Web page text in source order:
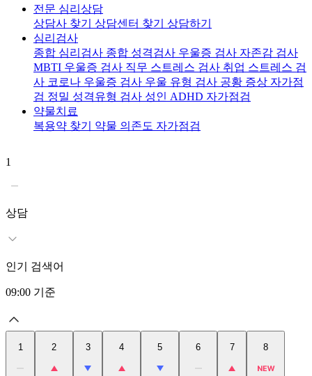
전문 심리상담
상담사 찾기 상담센터 찾기 상담하기
심리검사
종합 심리검사 종합 성격검사 우울증 검사 자존감 검사
MBTI 우울증 검사 직무 스트레스 검사 취업 스트레스 검
사 코로나 우울증 검사 우울 유형 검사 공황 증상 자가점
검 정밀 성격유형 검사 성인 ADHD 자가점검
약물치료
복용약 찾기 약물 의존도 자가점검
1
상담
인기 검색어
09:00 기준
1 2 3 4 5 6 7 8